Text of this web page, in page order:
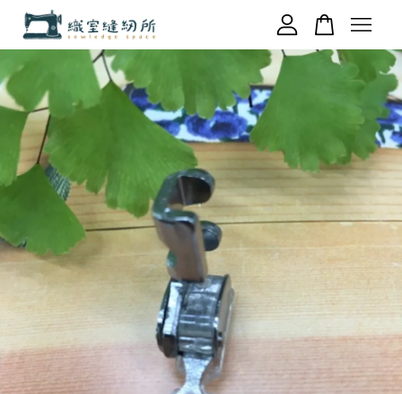
您的購物車目前還是空的。
繼續購物